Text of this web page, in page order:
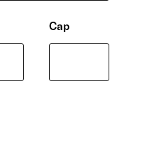
Cap